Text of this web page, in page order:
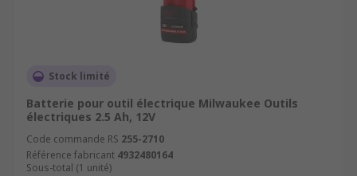
Stock limité
Batterie pour outil électrique Milwaukee Outils
électriques 2.5 Ah, 12V
Code commande RS 255-2710
Référence fabricant 4932480164
Sous-total (1 unité)